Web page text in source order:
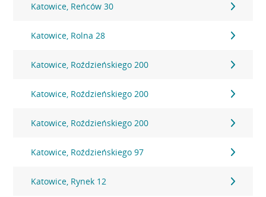
Katowice, Reńców 30
Katowice, Rolna 28
Katowice, Roździeńskiego 200
Katowice, Roździeńskiego 200
Katowice, Roździeńskiego 200
Katowice, Roździeńskiego 97
Katowice, Rynek 12